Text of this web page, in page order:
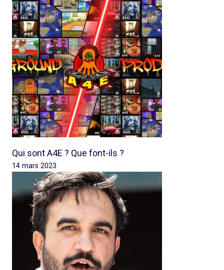
Qui sont A4E ? Que font-ils ?
14 mars 2023